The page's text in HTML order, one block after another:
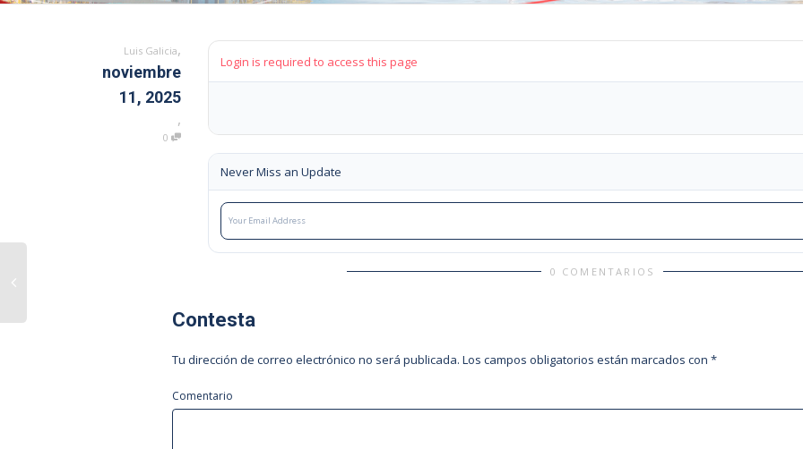
Luis Galicia,
noviembre
11, 2025
,
0
Login is required to access this page
Never Miss an Update
0 COMENTARIOS
Contesta
Tu dirección de correo electrónico no será publicada. Los campos obligatorios están marcados con *
Comentario